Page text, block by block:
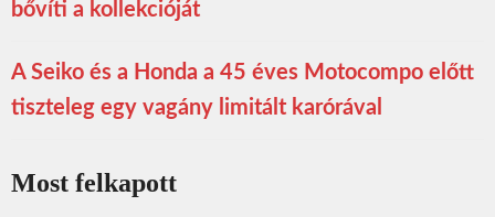
bővíti a kollekcióját
A Seiko és a Honda a 45 éves Motocompo előtt
tiszteleg egy vagány limitált karórával
Most felkapott